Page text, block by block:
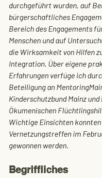
durchgeführt wurden, auf
bürgerschaftliches
Bereich des Engagements
Menschen und auf
die Wirksamkeit von Hilfen
Integration. Über eigene
Erfahrungen verfüge ich
Beteiligung an
Kinderschutzbund Mainz und
Ökumenischen
Wichtige Einsichten
Vernetzungstreffen im
gewonnen werden.
Begriffliches